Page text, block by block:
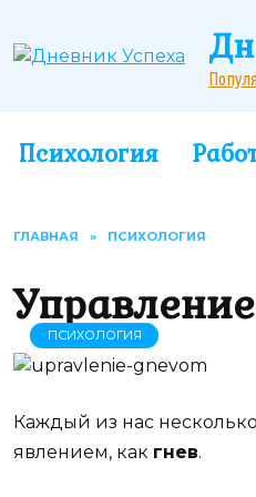
Психология
ГЛАВНАЯ » ПСИХОЛОГИЯ
ПСИХОЛОГИЯ
Каждый из нас
явлением, как гнев.